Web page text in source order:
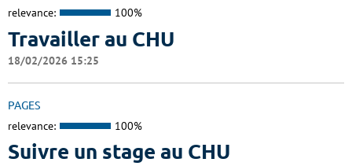
relevance: 100%
Travailler au CHU
18/02/2026 15:25
PAGES
relevance: 100%
Suivre un stage au CHU